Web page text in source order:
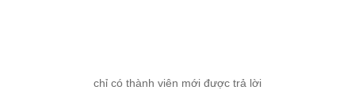
chỉ có thành viên mới được trả lời